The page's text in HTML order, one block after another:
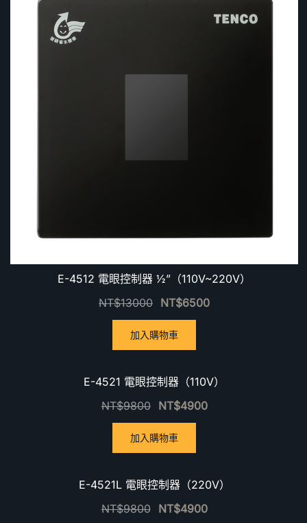
E-4512 電眼控制器 ½”（110V~220V）
NT$13000 NT$6500
加入購物車
E-4521 電眼控制器（110V）
NT$9800 NT$4900
加入購物車
E-4521L 電眼控制器（220V）
NT$9800 NT$4900